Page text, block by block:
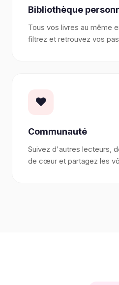
Bibliothèque
Tous vos livres au même
filtrez et retrouvez vos
❤️
Communauté
Suivez d'autres lecteurs,
de cœur et partagez les